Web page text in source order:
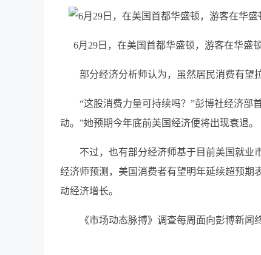
6月29日，在美国首都华盛顿，游客在华盛
部分经济分析师认为，虽然居民消费有望拉
“这股消费力量可持续吗？”彭博社经济部首
动。”她预期今年底前美国经济便将出现衰退。
不过，也有部分经济师基于目前美国就业市
经济师预测，美国消费者有望明年延续超预期
动经济增长。
《市场动态脉搏》调查每周面向彭博新闻终